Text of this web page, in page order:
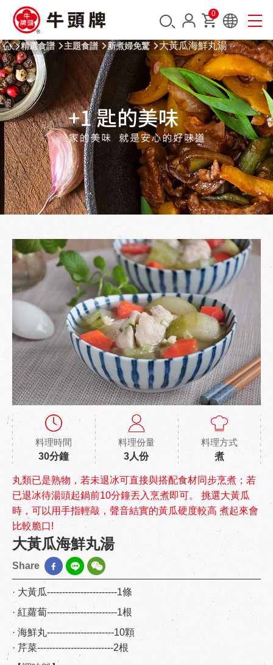
0
精選食譜 主題食譜 新煮婦免驚 大黃瓜海鮮丸湯
料理時間
30分鐘
料理份量
3人份
料理方式
煮
丸類已是熟物，若未退冰可直接與搭配食材同步烹煮；若
已退冰待湯頭起鍋前10分鐘丟入烹煮即可。 挑選大黃瓜
時，可以用手指輕敲，聲音結實的黃瓜硬度較高 煮起來會
比較脆口!
大黃瓜海鮮丸湯
Share
· 大黃瓜-----------------------1條
· 紅蘿蔔-----------------------1根
· 海鮮丸----------------------10顆
· 芹菜-------------------------2根